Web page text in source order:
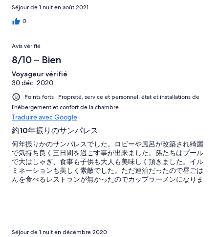
Séjour de 1 nuit en août 2021
0
Avis vérifié
8/10 – Bien
Voyageur vérifié
30 déc. 2020
Points forts : Propreté, service et personnel, état et installations de
l’hébergement et confort de la chambre.
Traduire avec Google
約10年振りのサンパレス
何年振りかのサンパレスでした。ロビーや風呂が改築され綺麗
で気持ち良く三日間を過ごす事が出来ました。孫たちはプール
で大はしゃぎ、食事も子供も大人も美味しく頂きました。イル
ミネーションも美しく素敵でした。ただ連泊だったので昼ごは
んを食べるレストランが無かったのでカップラーメンになりま
Séjour de 1 nuit en décembre 2020